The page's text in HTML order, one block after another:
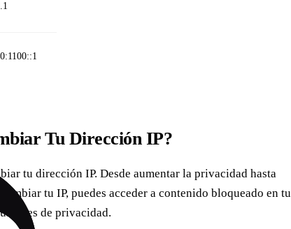
Tu Dirección IP?
tu dirección IP. Desde aumentar la privacidad hasta
tu IP, puedes acceder a contenido bloqueado en tu
de privacidad.